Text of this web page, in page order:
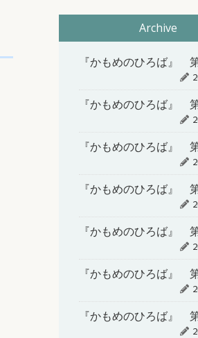
Archive
『かもめのひろば』
『かもめのひろば』
『かもめのひろば』
『かもめのひろば』
『かもめのひろば』
『かもめのひろば』
『かもめのひろば』